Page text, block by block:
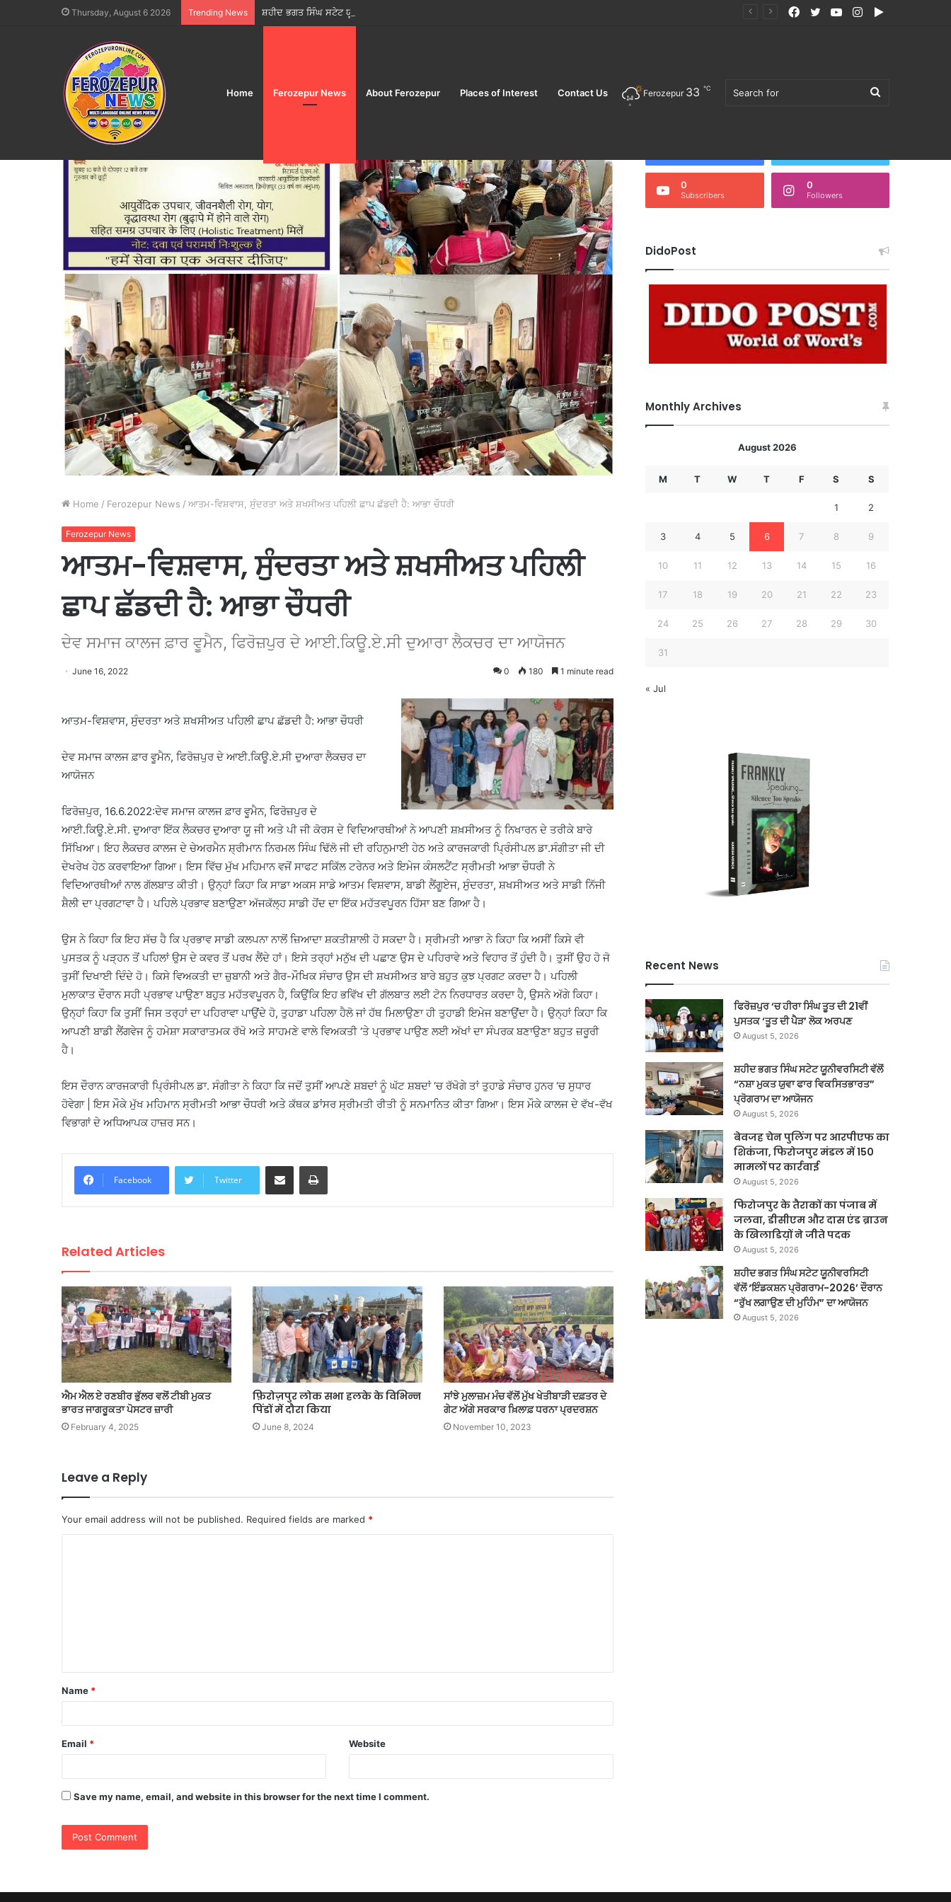
Thursday, August 6 2026 Trending News ਸ਼ਹੀਦ ਭਗਤ ਸਿੰਘ ਸਟੇਟ ਯੂਨੀਵਰਸਿਟੀ ਵੱਲੋਂ “ਨਸ਼ਾ ਮੁਕਤ ਯੁਵਾ ਫਾਰ ਵਿਕਸਿਤਭਾਰਤ” ਪ੍ਰੋਗਰਾਮ ਦਾ ਆਯੋਜਨ
Google
Instagram
YouTube
Twitter
Facebook
Home Ferozepur News About Ferozepur Places of Interest Contact Us Search
Ferozepur 33 ℃
Home / Ferozepur News / ਆਤਮ-ਵਿਸ਼ਵਾਸ, ਸੁੰਦਰਤਾ ਅਤੇ ਸ਼ਖਸੀਅਤ ਪਹਿਲੀ ਛਾਪ ਛੱਡਦੀ ਹੈ: ਆਭਾ ਚੌਧਰੀ
Ferozepur News
ਆਤਮ-ਵਿਸ਼ਵਾਸ, ਸੁੰਦਰਤਾ ਅਤੇ ਸ਼ਖਸੀਅਤ ਪਹਿਲੀ
ਛਾਪ ਛੱਡਦੀ ਹੈ: ਆਭਾ ਚੌਧਰੀ
ਦੇਵ ਸਮਾਜ ਕਾਲਜ ਫ਼ਾਰ ਵੂਮੈਨ, ਫਿਰੋਜ਼ਪੁਰ ਦੇ ਆਈ.ਕਿਊ.ਏ.ਸੀ ਦੁਆਰਾ ਲੈਕਚਰ ਦਾ ਆਯੋਜਨ
June 16, 2022 0 180 1 minute read
ਆਤਮ-ਵਿਸ਼ਵਾਸ, ਸੁੰਦਰਤਾ ਅਤੇ ਸ਼ਖਸੀਅਤ ਪਹਿਲੀ ਛਾਪ ਛੱਡਦੀ ਹੈ: ਆਭਾ ਚੌਧਰੀ
ਦੇਵ ਸਮਾਜ ਕਾਲਜ ਫ਼ਾਰ ਵੂਮੈਨ, ਫਿਰੋਜ਼ਪੁਰ ਦੇ ਆਈ.ਕਿਊ.ਏ.ਸੀ ਦੁਆਰਾ ਲੈਕਚਰ ਦਾ
ਆਯੋਜਨ
ਫਿਰੋਜ਼ਪੁਰ, 16.6.2022:ਦੇਵ ਸਮਾਜ ਕਾਲਜ ਫ਼ਾਰ ਵੂਮੈਨ, ਫਿਰੋਜ਼ਪੁਰ ਦੇ
ਆਈ.ਕਿਊ.ਏ.ਸੀ. ਦੁਆਰਾ ਇੱਕ ਲੈਕਚਰ ਦੁਆਰਾ ਯੂ ਜੀ ਅਤੇ ਪੀ ਜੀ ਕੋਰਸ ਦੇ ਵਿਦਿਆਰਥੀਆਂ ਨੇ ਆਪਣੀ ਸ਼ਖ਼ਸੀਅਤ ਨੂੰ ਨਿਖਾਰਨ ਦੇ ਤਰੀਕੇ ਬਾਰੇ
ਸਿੱਖਿਆ। ਇਹ ਲੈਕਚਰ ਕਾਲਜ ਦੇ ਚੇਅਰਮੈਨ ਸ਼੍ਰੀਮਾਨ ਨਿਰਮਲ ਸਿੰਘ ਢਿੱਲੋ ਜੀ ਦੀ ਰਹਿਨੁਮਾਈ ਹੇਠ ਅਤੇ ਕਾਰਜਕਾਰੀ ਪ੍ਰਿੰਸੀਪਲ ਡਾ.ਸੰਗੀਤਾ ਜੀ ਦੀ
ਦੇਖਰੇਖ ਹੇਠ ਕਰਵਾਇਆ ਗਿਆ। ਇਸ ਵਿੱਚ ਮੁੱਖ ਮਹਿਮਾਨ ਵਜੋਂ ਸਾਫਟ ਸਕਿੱਲ ਟਰੇਨਰ ਅਤੇ ਇਮੇਜ ਕੰਸਲਟੈਂਟ ਸ੍ਰੀਮਤੀ ਆਭਾ ਚੌਧਰੀ ਨੇ
ਵਿਦਿਆਰਥੀਆਂ ਨਾਲ ਗੱਲਬਾਤ ਕੀਤੀ। ਉਨ੍ਹਾਂ ਕਿਹਾ ਕਿ ਸਾਡਾ ਅਕਸ ਸਾਡੇ ਆਤਮ ਵਿਸ਼ਵਾਸ, ਬਾਡੀ ਲੈਂਗੂਏਜ, ਸੁੰਦਰਤਾ, ਸ਼ਖਸੀਅਤ ਅਤੇ ਸਾਡੀ ਨਿੱਜੀ
ਸ਼ੈਲੀ ਦਾ ਪ੍ਰਗਟਾਵਾ ਹੈ। ਪਹਿਲੇ ਪ੍ਰਭਾਵ ਬਣਾਉਣਾ ਅੱਜਕੱਲ੍ਹ ਸਾਡੀ ਹੋਂਦ ਦਾ ਇੱਕ ਮਹੱਤਵਪੂਰਨ ਹਿੱਸਾ ਬਣ ਗਿਆ ਹੈ।
ਉਸ ਨੇ ਕਿਹਾ ਕਿ ਇਹ ਸੱਚ ਹੈ ਕਿ ਪ੍ਰਭਾਵ ਸਾਡੀ ਕਲਪਨਾ ਨਾਲੋਂ ਜ਼ਿਆਦਾ ਸ਼ਕਤੀਸ਼ਾਲੀ ਹੋ ਸਕਦਾ ਹੈ। ਸ੍ਰੀਮਤੀ ਆਭਾ ਨੇ ਕਿਹਾ ਕਿ ਅਸੀਂ ਕਿਸੇ ਵੀ
ਪੁਸਤਕ ਨੂੰ ਪੜ੍ਹਨ ਤੋਂ ਪਹਿਲਾਂ ਉਸ ਦੇ ਕਵਰ ਤੋਂ ਪਰਖ ਲੈਂਦੇ ਹਾਂ। ਇਸੇ ਤਰ੍ਹਾਂ ਮਨੁੱਖ ਦੀ ਪਛਾਣ ਉਸ ਦੇ ਪਹਿਰਾਵੇ ਅਤੇ ਵਿਹਾਰ ਤੋਂ ਹੁੰਦੀ ਹੈ। ਤੁਸੀਂ ਉਹ ਹੋ ਜੋ
ਤੁਸੀਂ ਦਿਖਾਈ ਦਿੰਦੇ ਹੋ। ਕਿਸੇ ਵਿਅਕਤੀ ਦਾ ਜ਼ੁਬਾਨੀ ਅਤੇ ਗੈਰ-ਮੌਖਿਕ ਸੰਚਾਰ ਉਸ ਦੀ ਸ਼ਖਸੀਅਤ ਬਾਰੇ ਬਹੁਤ ਕੁਝ ਪ੍ਰਗਟ ਕਰਦਾ ਹੈ। ਪਹਿਲੀ
ਮੁਲਾਕਾਤ ਦੌਰਾਨ ਸਹੀ ਪ੍ਰਭਾਵ ਪਾਉਣਾ ਬਹੁਤ ਮਹੱਤਵਪੂਰਨ ਹੈ, ਕਿਉਂਕਿ ਇਹ ਭਵਿੱਖ ਦੀ ਗੱਲਬਾਤ ਲਈ ਟੋਨ ਨਿਰਧਾਰਤ ਕਰਦਾ ਹੈ, ਉਸਨੇ ਅੱਗੇ ਕਿਹਾ।
ਉਨ੍ਹਾਂ ਕਿਹਾ ਕਿ ਤੁਸੀਂ ਜਿਸ ਤਰ੍ਹਾਂ ਦਾ ਪਹਿਰਾਵਾ ਪਾਉਂਦੇ ਹੋ, ਤੁਹਾਡਾ ਪਹਿਲਾ ਹੈਲੋ ਜਾਂ ਹੱਥ ਮਿਲਾਉਣਾ ਹੀ ਤੁਹਾਡੀ ਇਮੇਜ ਬਣਾਉਂਦਾ ਹੈ। ਉਨ੍ਹਾਂ ਕਿਹਾ ਕਿ
ਆਪਣੀ ਬਾਡੀ ਲੈਂਗਵੇਜ ਨੂੰ ਹਮੇਸ਼ਾ ਸਕਾਰਾਤਮਕ ਰੱਖੋ ਅਤੇ ਸਾਹਮਣੇ ਵਾਲੇ ਵਿਅਕਤੀ ‘ਤੇ ਪ੍ਰਭਾਵ ਪਾਉਣ ਲਈ ਅੱਖਾਂ ਦਾ ਸੰਪਰਕ ਬਣਾਉਣਾ ਬਹੁਤ ਜ਼ਰੂਰੀ
ਹੈ।
ਇਸ ਦੌਰਾਨ ਕਾਰਜਕਾਰੀ ਪ੍ਰਿੰਸੀਪਲ ਡਾ. ਸੰਗੀਤਾ ਨੇ ਕਿਹਾ ਕਿ ਜਦੋਂ ਤੁਸੀਂ ਆਪਣੇ ਸ਼ਬਦਾਂ ਨੂੰ ਘੱਟ ਸ਼ਬਦਾਂ ‘ਚ ਰੱਖੋਗੇ ਤਾਂ ਤੁਹਾਡੇ ਸੰਚਾਰ ਹੁਨਰ ‘ਚ ਸੁਧਾਰ
ਹੋਵੇਗਾ | ਇਸ ਮੌਕੇ ਮੁੱਖ ਮਹਿਮਾਨ ਸ੍ਰੀਮਤੀ ਆਭਾ ਚੌਧਰੀ ਅਤੇ ਕੱਥਕ ਡਾਂਸਰ ਸ੍ਰੀਮਤੀ ਰੀਤੀ ਨੂੰ ਸਨਮਾਨਿਤ ਕੀਤਾ ਗਿਆ। ਇਸ ਮੌਕੇ ਕਾਲਜ ਦੇ ਵੱਖ-ਵੱਖ
ਵਿਭਾਗਾਂ ਦੇ ਅਧਿਆਪਕ ਹਾਜ਼ਰ ਸਨ।
Facebook Twitter
Share via Email Print
Related Articles
ਐਮ ਐਲ ਏ ਰਣਬੀਰ ਭੁੱਲਰ ਵਲੋਂ ਟੀਬੀ ਮੁਕਤ
ਭਾਰਤ ਜਾਗਰੂਕਤਾ ਪੋਸਟਰ ਜ਼ਾਰੀ
February 4, 2025
फ़िरोज़पुर लोक सभा हलके के विभिन्न
पिंडों में दौरा किया
June 8, 2024
ਸਾਂਝੇ ਮੁਲਾਜ਼ਮ ਮੰਚ ਵੱਲੋਂ ਮੁੱਖ ਖੇਤੀਬਾੜੀ ਦਫ਼ਤਰ ਦੇ
ਗੇਟ ਅੱਗੇ ਸਰਕਾਰ ਖ਼ਿਲਾਫ਼ ਧਰਨਾ ਪ੍ਰਦਰਸ਼ਨ
November 10, 2023
Leave a Reply
Your email address will not be published. Required fields are marked *
t
*
Name *
Email * Website
Save my name, email, and website in this browser for the next time I comment.
Follow Us
0
Subscribers
0
Followers
DidoPost
Monthly Archives
August 2026
M T W T F S S
1 2
3 4 5 6 7 8 9
10 11 12 13 14 15 16
17 18 19 20 21 22 23
24 25 26 27 28 29 30
31
« Jul
Recent News
ਫਿਰੋਜ਼ਪੁਰ ‘ਚ ਹੀਰਾ ਸਿੰਘ ਤੂਤ ਦੀ 21ਵੀਂ
ਪੁਸਤਕ ‘ਤੂਤ ਦੀ ਪੈੜ’ ਲੋਕ ਅਰਪਣ
August 5, 2026
ਸ਼ਹੀਦ ਭਗਤ ਸਿੰਘ ਸਟੇਟ ਯੂਨੀਵਰਸਿਟੀ ਵੱਲੋਂ
“ਨਸ਼ਾ ਮੁਕਤ ਯੁਵਾ ਫਾਰ ਵਿਕਸਿਤਭਾਰਤ”
ਪ੍ਰੋਗਰਾਮ ਦਾ ਆਯੋਜਨ
August 5, 2026
बेवजह चेन पुलिंग पर आरपीएफ का
शिकंजा, फिरोजपुर मंडल में 150
मामलों पर कार्रवाई
August 5, 2026
फिरोजपुर के तैराकों का पंजाब में
जलवा, डीसीएम और दास एंड ब्राउन
के खिलाडिय़ों ने जीते पदक
August 5, 2026
ਸ਼ਹੀਦ ਭਗਤ ਸਿੰਘ ਸਟੇਟ ਯੂਨੀਵਰਸਿਟੀ
ਵੱਲੋਂ ‘ਇੰਡਕਸ਼ਨ ਪ੍ਰੋਗਰਾਮ-2026’ ਦੌਰਾਨ
“ਰੁੱਖ ਲਗਾਉਣ ਦੀ ਮੁਹਿੰਮ” ਦਾ ਆਯੋਜਨ
August 5, 2026